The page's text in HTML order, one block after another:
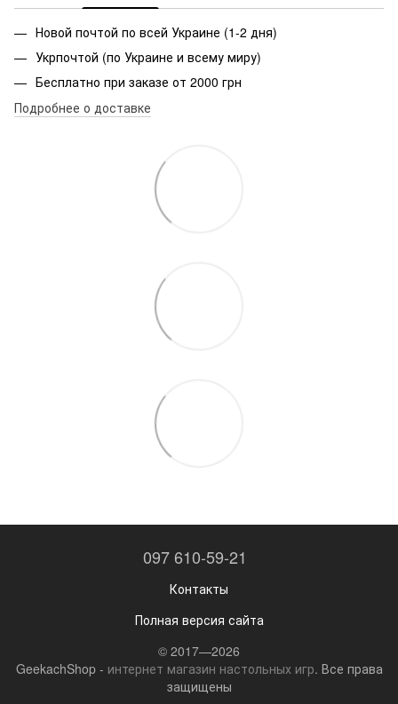
Новой почтой по всей Украине (1-2 дня)
Укрпочтой (по Украине и всему миру)
Бесплатно при заказе от 2000 грн
Подробнее о доставке
097 610-59-21
Контакты
Полная версия сайта
© 2017—2026
GeekachShop - интернет магазин настольных игр. Все права
защищены